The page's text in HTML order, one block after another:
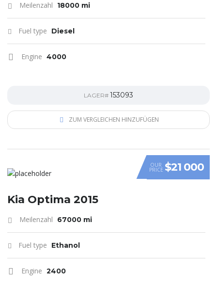
Meilenzahl 18000 mi
Fuel type Diesel
Engine 4000
LAGER# 153093
ZUM VERGLEICHEN HINZUFÜGEN
OUR
PRICE $21 000
Kia Optima 2015
Meilenzahl 67000 mi
Fuel type Ethanol
Engine 2400